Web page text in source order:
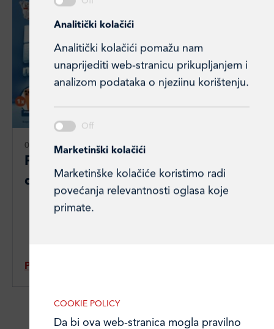
06. 07. 2026.
Pravila nagradne igre ''Ledeno
dobra nagradna igra''
Pročitajte članak
COOKIE POLICY
Da bi ova web-stranica mogla pravilno
Analitički kolačići
Analitički kolačići pomažu nam
unaprijediti web-stranicu prikupljanjem i
analizom podataka o njeziinu korištenju.
Marketinški kolačići
Marketinške kolačiće koristimo radi
povećanja relevantnosti oglasa koje
primate.